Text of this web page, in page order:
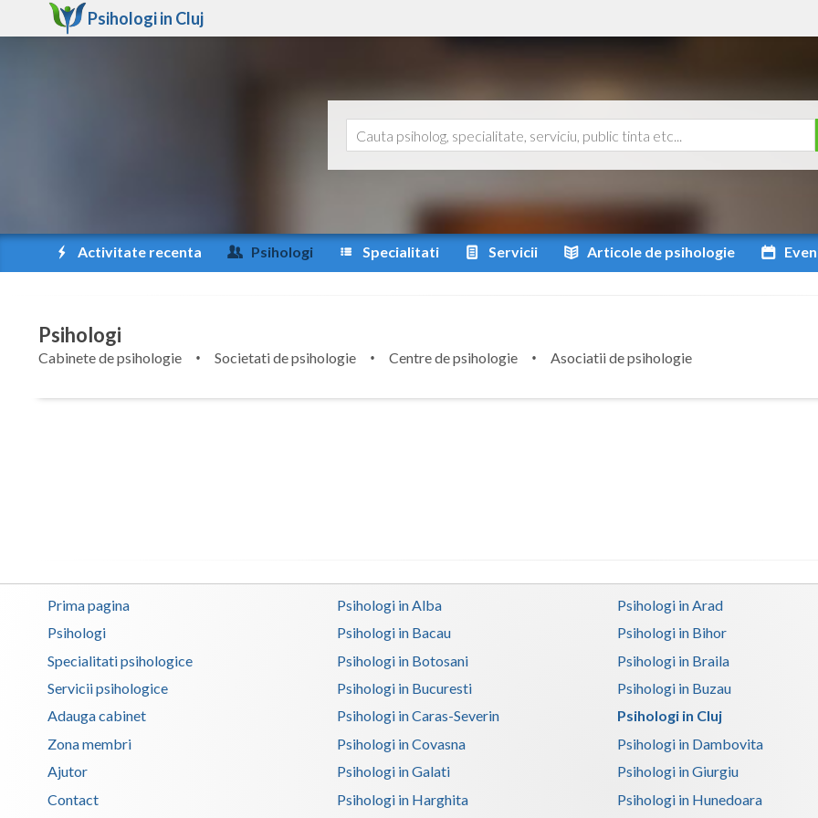
Psihologi in Cluj
Activitate recenta Psihologi Specialitati Servicii Articole de psihologie
Psihologi
Cabinete de psihologie Societati de psihologie Centre de psihologie
Asociatii de psihologie
Prima pagina
Psihologi
Specialitati psihologice
Servicii psihologice
Adauga cabinet
Zona membri
Ajutor
Contact
Psihologi in Alba Psihologi in Arad
Psihologi in Bacau
Psihologi in Bihor
Psihologi in Botosani
Psihologi in Braila
Psihologi in Bucuresti
Psihologi in Buzau
Psihologi in Caras-Severin
Psihologi in Cluj
Psihologi in Covasna
Psihologi in Dambovita
Psihologi in Galati
Psihologi in Giurgiu
Psihologi in Harghita
Psihologi in Hunedoara